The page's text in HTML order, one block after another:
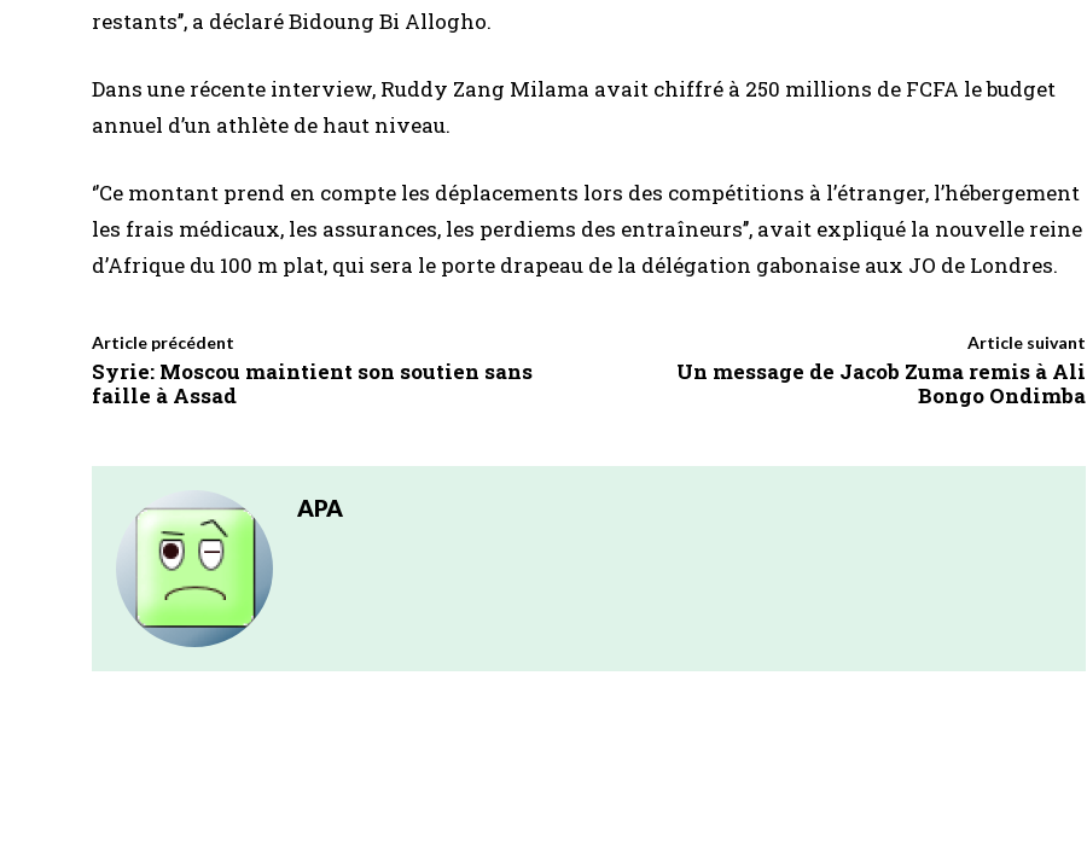
restants’’, a déclaré Bidoung Bi Allogho.
Dans une récente interview, Ruddy Zang Milama avait chiffré à 250 millions de FCFA le budget
annuel d’un athlète de haut niveau.
‘’Ce montant prend en compte les déplacements lors des compétitions à l’étranger, l’hébergement
les frais médicaux, les assurances, les perdiems des entraîneurs’’, avait expliqué la nouvelle reine
d’Afrique du 100 m plat, qui sera le porte drapeau de la délégation gabonaise aux JO de Londres.
Article précédent
Syrie: Moscou maintient son soutien sans
faille à Assad
Article suivant
Un message de Jacob Zuma remis à Ali
Bongo Ondimba
APA